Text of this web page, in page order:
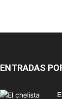
ENTRADAS